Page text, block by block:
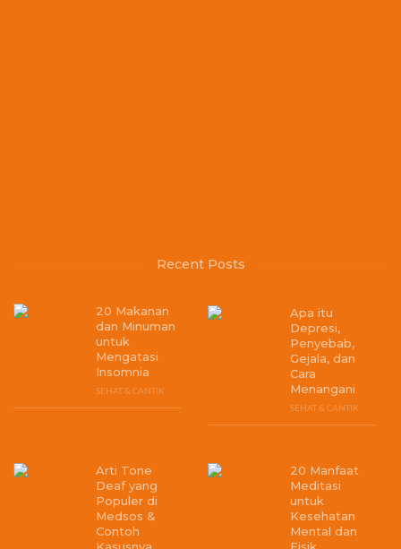
Recent Posts
20 Makanan
dan Minuman
untuk
Mengatasi
Insomnia
SEHAT & CANTIK
Apa itu
Depresi,
Penyebab,
Gejala, dan
Cara
Menangani
SEHAT & CANTIK
Arti Tone
Deaf yang
Populer di
Medsos &
Contoh
20 Manfaat
Meditasi
untuk
Kesehatan
Mental dan